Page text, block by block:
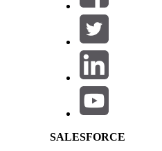
SALESFORCE
Salesforce Help | Article